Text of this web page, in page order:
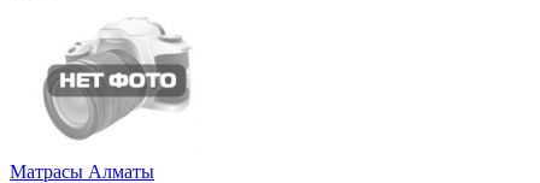
Матрасы Алматы